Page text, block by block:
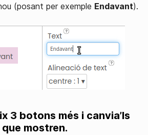
(posant per exemple Endavant).
3 botons més i canvia’ls
mostren.